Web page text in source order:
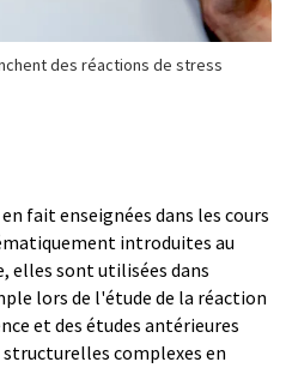
des réactions de stress
fait enseignées dans les cours
introduites au
elles sont utilisées dans
lors de l'étude de la réaction
et des études antérieures
complexes en